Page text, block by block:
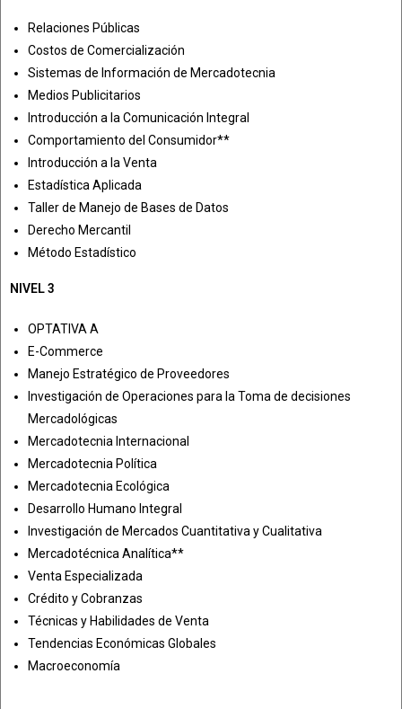
Relaciones Públicas
Costos de Comercialización
Sistemas de Información de Mercadotecnia
Medios Publicitarios
Introducción a la Comunicación Integral
Comportamiento del Consumidor**
Introducción a la Venta
Estadística Aplicada
Taller de Manejo de Bases de Datos
Derecho Mercantil
Método Estadístico
NIVEL 3
OPTATIVA A
E-Commerce
Manejo Estratégico de Proveedores
Investigación de Operaciones para la Toma de decisiones
Mercadológicas
Mercadotecnia Internacional
Mercadotecnia Política
Mercadotecnia Ecológica
Desarrollo Humano Integral
Investigación de Mercados Cuantitativa y Cualitativa
Mercadotécnica Analítica**
Venta Especializada
Crédito y Cobranzas
Técnicas y Habilidades de Venta
Tendencias Económicas Globales
Macroeconomía